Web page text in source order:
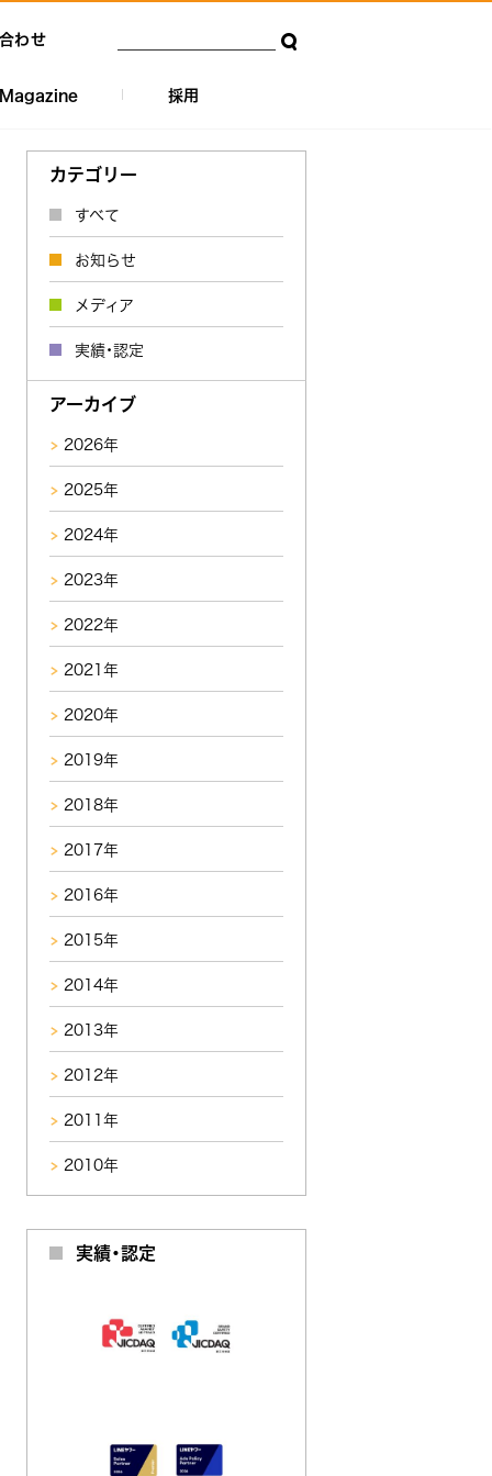
わせ
Magazine 採用
カテゴリー
すべて
お知らせ
メディア
実績・認定
アーカイブ
2026年
2025年
2024年
2023年
2022年
2021年
2020年
2019年
2018年
2017年
2016年
2015年
2014年
2013年
2012年
2011年
2010年
実績・認定